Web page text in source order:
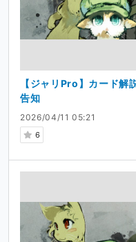
2026/04/11 05:21
6
【ジャリPro】カード解
告知